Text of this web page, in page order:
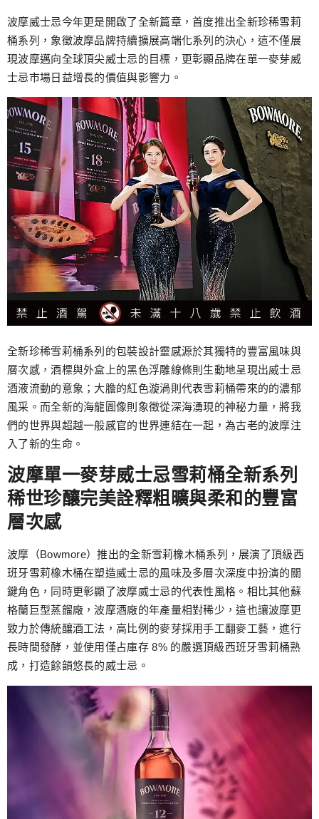
波摩威士忌今年更是開啟了全新篇章，首度推出全新珍稀雪莉
桶系列，象徵波摩品牌持續擴展高端化系列的決心，這不僅展
現波摩邁向全球頂尖威士忌的目標，更彰顯品牌在單一麥芽威
士忌市場日益增長的價值與影響力。
全新珍稀雪莉桶系列的包裝設計靈感源於其獨特的豐富風味與
層次感，酒標與外盒上的黑色浮雕線條則生動地呈現出威士忌
酒液流動的意象；大膽的紅色漩渦則代表雪莉桶帶來的的濃郁
風采。而全新的海龍圖像則象徵從深海湧現的神秘力量，將我
們的世界與超越一般感官的世界連結在一起，為古老的波摩注
入了新的生命。
波摩單一麥芽威士忌雪莉桶全新系列
稀世珍釀完美詮釋粗曠與柔和的豐富
層次感
波摩（Bowmore）推出的全新雪莉橡木桶系列，展演了頂級西
班牙雪莉橡木桶在塑造威士忌的風味及多層次深度中扮演的關
鍵角色，同時更彰顯了波摩威士忌的代表性風格。相比其他蘇
格蘭巨型蒸餾廠，波摩酒廠的年產量相對稀少，這也讓波摩更
致力於傳統釀酒工法，高比例的麥芽採用手工翻麥工藝，進行
長時間發酵，並使用僅占庫存 8% 的嚴選頂級西班牙雪莉桶熟
成，打造餘韻悠長的威士忌。